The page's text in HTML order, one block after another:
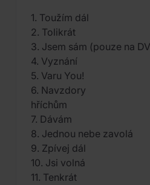
1. Toužím dál
2. Tolikrát
3. Jsem sám (pouze na
4. Vyznání
5. Varu You!
6. Navzdory
hříchům
7. Dávám
8. Jednou nebe zavolá
9. Zpívej dál
10. Jsi volná
11. Tenkrát